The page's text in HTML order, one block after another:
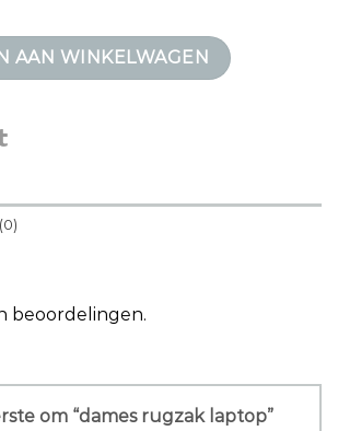
AAN WINKELWAGEN
beoordelingen.
om “dames rugzak laptop”